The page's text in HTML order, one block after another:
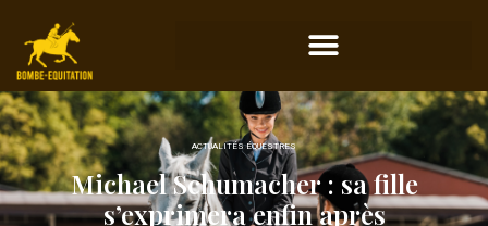
ACTUALITÉS ÉQUESTRES
Michael Schumacher : sa fille
s’exprimera enfin après